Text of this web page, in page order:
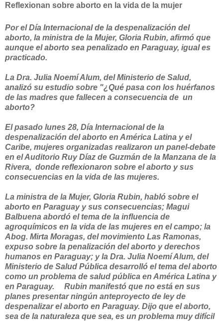
Reflexionan sobre aborto en la vida de la mujer
Por el Día Internacional de la despenalización del
aborto, la ministra de la Mujer, Gloria Rubin, afirmó que
aunque el aborto sea penalizado en Paraguay, igual es
practicado.
La Dra. Julia Noemí Alum, del Ministerio de Salud,
analizó su estudio sobre "¿Qué pasa con los huérfanos
de las madres que fallecen a consecuencia de un
aborto?
El pasado lunes 28, Día Internacional de la
despenalización del aborto en América Latina y el
Caribe, mujeres organizadas realizaron un panel-debate
en el Auditorio Ruy Díaz de Guzmán de la Manzana de la
Rivera, donde reflexionaron sobre el aborto y sus
consecuencias en la vida de las mujeres.
La ministra de la Mujer, Gloria Rubin, habló sobre el
aborto en Paraguay y sus consecuencias; Magui
Balbuena abordó el tema de la influencia de
agroquímicos en la vida de las mujeres en el campo; la
Abog. Mirta Moragas, del movimiento Las Ramonas,
expuso sobre la penalización del aborto y derechos
humanos en Paraguay; y la Dra. Julia Noemí Alum, del
Ministerio de Salud Pública desarrolló el tema del aborto
como un problema de salud pública en América Latina y
en Paraguay. Rubin manifestó que no está en sus
planes presentar ningún anteproyecto de ley de
despenalizar el aborto en Paraguay. Dijo que el aborto,
sea de la naturaleza que sea, es un problema muy difícil